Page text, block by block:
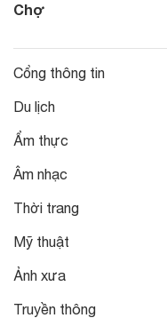
Chợ
Cổng thông tin
Du lịch
Ẩm thực
Âm nhạc
Thời trang
Mỹ thuật
Ảnh xưa
Truyền thông